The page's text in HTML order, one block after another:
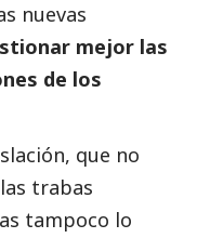
nuevas
mejor las
de los
que no
trabas
tampoco lo